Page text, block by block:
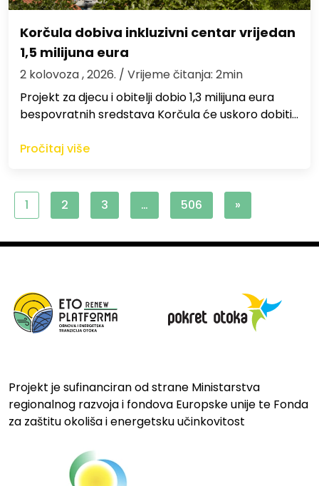
Korčula dobiva inkluzivni centar vrijedan
1,5 milijuna eura
2 kolovoza , 2026. / Vrijeme čitanja: 2min
Projekt za djecu i obitelji dobio 1,3 milijuna eura
bespovratnih sredstava Korčula će uskoro dobiti…
Pročitaj više
1 2 3 … 506 »
Projekt je sufinanciran od strane Ministarstva
regionalnog razvoja i fondova Europske unije te Fonda
za zaštitu okoliša i energetsku učinkovitost